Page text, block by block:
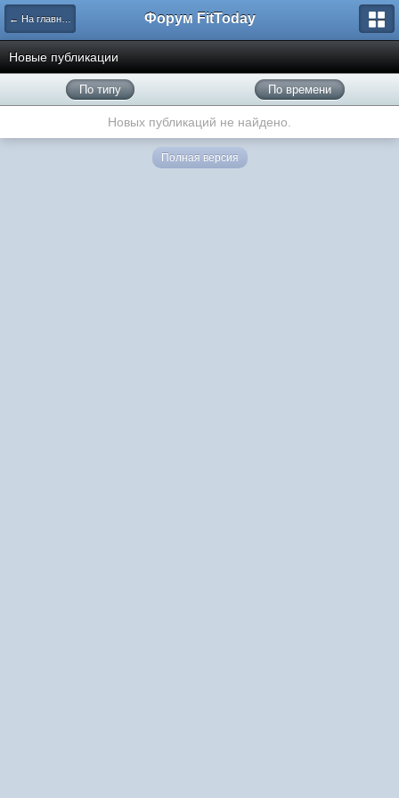
← На главную Форум FitToday
Новые публикации
По типу По времени
Новых публикаций не найдено.
Полная версия